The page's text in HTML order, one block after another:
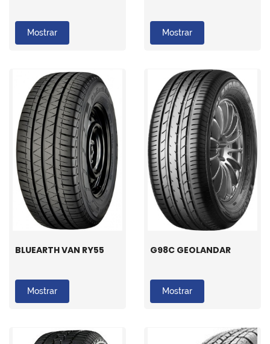
Mostrar Mostrar
BLUEARTH VAN RY55
Mostrar
G98C GEOLANDAR
Mostrar